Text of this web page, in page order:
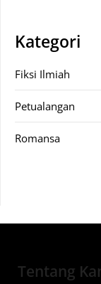
Kategori
Fiksi Ilmiah
Petualangan
Romansa
Tentang